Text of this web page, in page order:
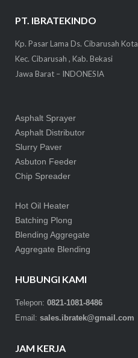
PT. IBRATEKINDO
Kp. Pasar Lama Ds. Cibarusah Kota
Kec. Cibarusah , Kab. Bekasi
Jawa Barat – INDONESIA
Asphalt Sprayer
Asphalt Distributor
Slurry Paver
Asbuton Feeder
Chip Spreader
Hot Oil Heater
Batching Plong
Blending Aggregate
Aggregate Blending
HUBUNGI KAMI
Telepon: 0821-1081-8486
Email: sales.ibratek@gmail.com
JAM KERJA